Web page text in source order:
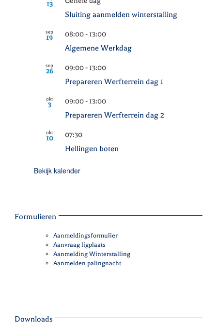
13
Sluiting aanmelden winterstalling
sep
19 08:00- 13:00
Algemene Werkdag
sep
26 09:00- 13:00
Prepareren Werfterrein dag 1
okt
3 09:00- 13:00
Prepareren Werfterrein dag 2
okt
10 07:30
Hellingen boten
Bekijk kalender
Formulieren
Aanmeldingsformulier
Aanvraag ligplaats
Aanmelding Winterstalling
Aanmelden palingnacht
Downloads